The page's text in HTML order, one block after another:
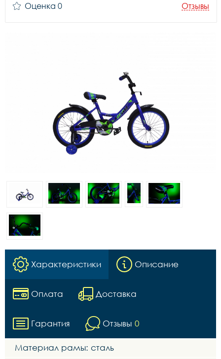
Оценка 0
Отзывы
Характеристики Описание
Оплата Доставка
Гарантия Отзывы 0
Материал рамы: сталь